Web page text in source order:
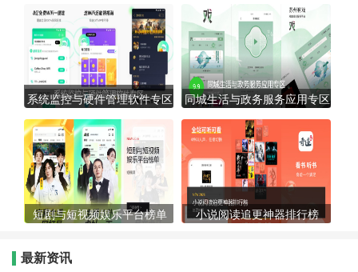
系统监控与硬件管理软件专区 同城生活与政务服务应用专区
短剧与短视频娱乐平台榜单 小说阅读追更神器排行榜
最新资讯